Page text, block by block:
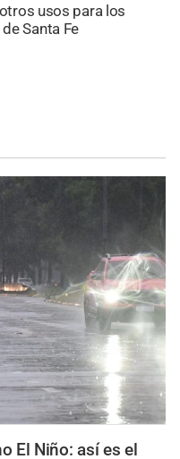
usos para los
Santa Fe
El Niño: así es el